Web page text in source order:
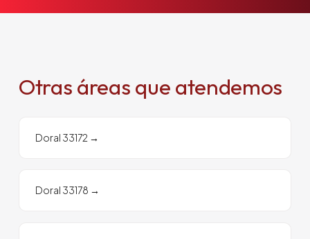
Otras áreas que atendemos
Doral 33172 →
Doral 33178 →